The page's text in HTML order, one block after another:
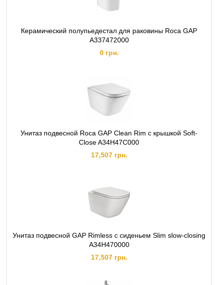
Керамический полупьедестал для раковины Roca GAP
A337472000
0 грн.
Унитаз подвесной Roca GAP Clean Rim c крышкой Soft-
Close A34H47C000
17,507 грн.
Унитаз подвесной GAP Rimless с сиденьем Slim slow-closing
A34H470000
17,507 грн.